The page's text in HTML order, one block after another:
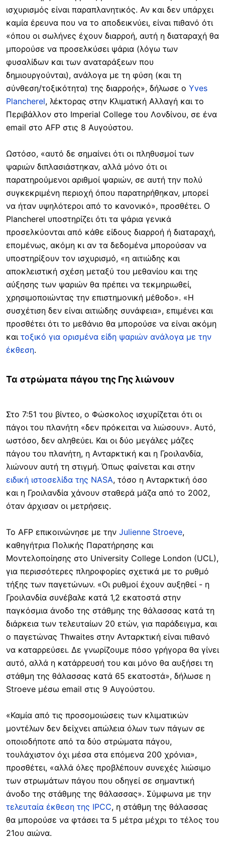
ισχυρισμός είναι παραπλανητικός. Αν και δεν υπάρχει
καμία έρευνα που να το αποδεικνύει, είναι πιθανό ότι
«όπου οι σωλήνες έχουν διαρροή, αυτή η διαταραχή θα
μπορούσε να προσελκύσει ψάρια (λόγω των
φυσαλίδων και των αναταράξεων που
δημιουργούνται), ανάλογα με τη φύση (και τη
σύνθεση/τοξικότητα) της διαρροής», δήλωσε ο Yves
Plancherel, λέκτορας στην Κλιματική Αλλαγή και το
Περιβάλλον στο Imperial College του Λονδίνου, σε ένα
email στο AFP στις 8 Αυγούστου.
Ωστόσο, «αυτό δε σημαίνει ότι οι πληθυσμοί των
ψαριών διπλασιάστηκαν, αλλά μόνο ότι οι
παρατηρούμενοι αριθμοί ψαριών, σε αυτή την πολύ
συγκεκριμένη περιοχή όπου παρατηρήθηκαν, μπορεί
να ήταν υψηλότεροι από το κανονικό», προσθέτει. Ο
Plancherel υποστηρίζει ότι τα ψάρια γενικά
προσελκύονται από κάθε είδους διαρροή ή διαταραχή,
επομένως, ακόμη κι αν τα δεδομένα μπορούσαν να
υποστηρίξουν τον ισχυρισμό, «η αιτιώδης και
αποκλειστική σχέση μεταξύ του μεθανίου και της
αύξησης των ψαριών θα πρέπει να τεκμηριωθεί,
χρησιμοποιώντας την επιστημονική μέθοδο». «Η
συσχέτιση δεν είναι αιτιώδης συνάφεια», επιμένει και
προσθέτει ότι το μεθάνιο θα μπορούσε να είναι ακόμη
και τοξικό για ορισμένα είδη ψαριών ανάλογα με την
έκθεση.
Τα στρώματα πάγου της Γης λιώνουν
Στο 7:51 του βίντεο, ο Φώσκολος ισχυρίζεται ότι οι
πάγοι του πλανήτη «δεν πρόκειται να λιώσουν». Αυτό,
ωστόσο, δεν αληθεύει. Και οι δύο μεγάλες μάζες
πάγου του πλανήτη, η Ανταρκτική και η Γροιλανδία,
λιώνουν αυτή τη στιγμή. Όπως φαίνεται και στην
ειδική ιστοσελίδα της NASA, τόσο η Ανταρκτική όσο
και η Γροιλανδία χάνουν σταθερά μάζα από το 2002,
όταν άρχισαν οι μετρήσεις.
Το AFP επικοινώνησε με την Julienne Stroeve,
καθηγήτρια Πολικής Παρατήρησης και
Μοντελοποίησης στο University College London (UCL),
για περισσότερες πληροφορίες σχετικά με το ρυθμό
τήξης των παγετώνων. «Οι ρυθμοί έχουν αυξηθεί - η
Γροιλανδία συνέβαλε κατά 1,2 εκατοστά στην
παγκόσμια άνοδο της στάθμης της θάλασσας κατά τη
διάρκεια των τελευταίων 20 ετών, για παράδειγμα, και
ο παγετώνας Thwaites στην Ανταρκτική είναι πιθανό
να καταρρεύσει. Δε γνωρίζουμε πόσο γρήγορα θα γίνει
αυτό, αλλά η κατάρρευσή του και μόνο θα αυξήσει τη
στάθμη της θάλασσας κατά 65 εκατοστά», δήλωσε η
Stroeve μέσω email στις 9 Αυγούστου.
«Καμία από τις προσομοιώσεις των κλιματικών
μοντέλων δεν δείχνει απώλεια όλων των πάγων σε
οποιοδήποτε από τα δύο στρώματα πάγου,
τουλάχιστον όχι μέσα στα επόμενα 200 χρόνια»,
προσθέτει, «αλλά όλες προβλέπουν συνεχές λιώσιμο
των στρωμάτων πάγου που οδηγεί σε σημαντική
άνοδο της στάθμης της θάλασσας». Σύμφωνα με την
τελευταία έκθεση της IPCC, η στάθμη της θάλασσας
θα μπορούσε να φτάσει τα 5 μέτρα μέχρι το τέλος του
21ου αιώνα.